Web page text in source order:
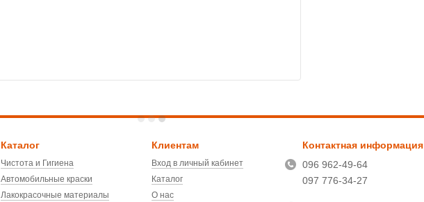
Каталог
Чистота и Гигиена
Автомобильные краски
Лакокрасочные материалы
Клиентам
Вход в личный кабинет
Каталог
О нас
Контактная информация
096 962-49-64
097 776-34-27